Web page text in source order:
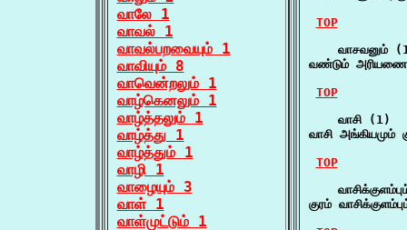
வாலே 1
வாவல் 1
வாவல்பறவையும் 1
வாவியும் 8
வாவென்றலும் 1
வாழ்கெனலும் 1
வாழ்த்தலும் 1
வாழ்த்து 1
வாழ்த்தும் 1
வாழி 1
வாழையும் 3
வாள் 1
வாள்முட்டும் 1
TOP
வாசவனும்
வண்டும்
TOP
    வாசி (1)
வாசி அங்கியமும்
TOP
குரம்